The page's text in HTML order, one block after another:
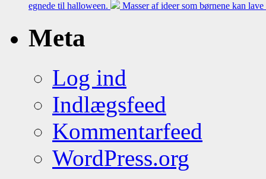
egnede til halloween.
Masser af ideer som børnene kan
Meta
Log ind
Indlægsfeed
Kommentarfeed
WordPress.org